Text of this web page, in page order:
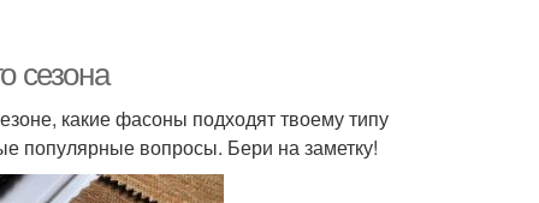
сезона
какие фасоны подходят твоему типу
популярные вопросы. Бери на заметку!